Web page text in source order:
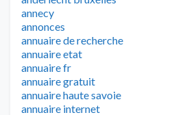
annecy
annonces
annuaire de recherche
annuaire etat
annuaire fr
annuaire gratuit
annuaire haute savoie
annuaire internet